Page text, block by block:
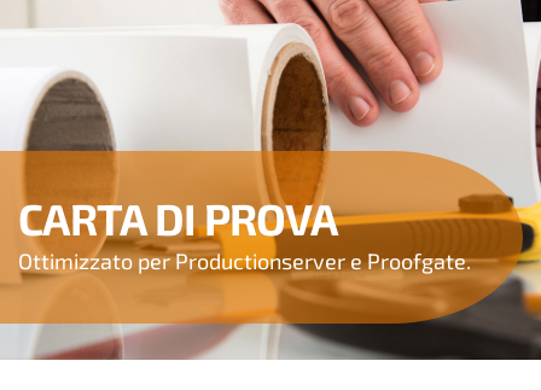
CARTA DI PROVA
Ottimizzato per Productionserver e Proofgate.